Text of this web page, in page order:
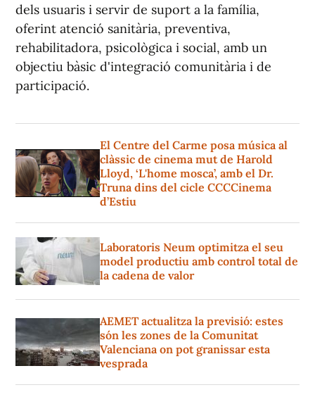
dels usuaris i servir de suport a la família,
oferint atenció sanitària, preventiva,
rehabilitadora, psicològica i social, amb un
objectiu bàsic d'integració comunitària i de
participació.
El Centre del Carme posa música al
clàssic de cinema mut de Harold
Lloyd, ‘L'home mosca’, amb el Dr.
Truna dins del cicle CCCCinema
d’Estiu
Laboratoris Neum optimitza el seu
model productiu amb control total de
la cadena de valor
AEMET actualitza la previsió: estes
són les zones de la Comunitat
Valenciana on pot granissar esta
vesprada